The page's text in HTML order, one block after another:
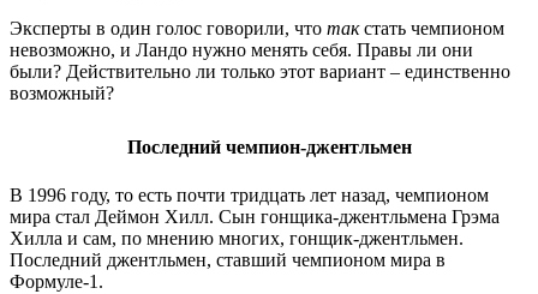
Эксперты в один голос говорили, что такстать чемпионом
невозможно, и Ландо нужно менять себя. Правы ли они
были? Действительно ли только этот вариант – единственно
возможный?
Последний чемпион-джентльмен
В 1996 году, то есть почти тридцать лет назад, чемпионом
мира стал Деймон Хилл. Сын гонщика-джентльмена Грэма
Хилла и сам, по мнению многих, гонщик-джентльмен.
Последний джентльмен, ставший чемпионом мира в
Формуле-1.